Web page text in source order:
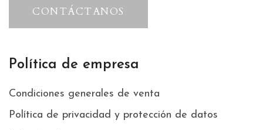
CONTÁCTANOS
Política de empresa
Condiciones generales de venta
Política de privacidad y protección de datos